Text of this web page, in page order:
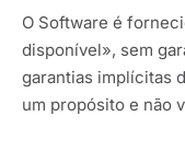
O Software é
disponível», sem
garantias implícitas
um propósito e não